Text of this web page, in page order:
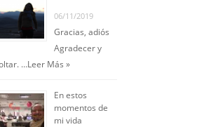
06/11/2019
Gracias, adiós
Agradecer y
…Leer Más »
En estos
momentos de
mi vida